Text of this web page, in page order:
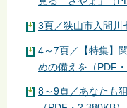
3頁／狭山市入間川
4～7頁／【特集】
めの備えを（PDF・
8～9頁／あなたも